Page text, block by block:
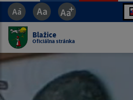
Blažice
Oficiálna stránka